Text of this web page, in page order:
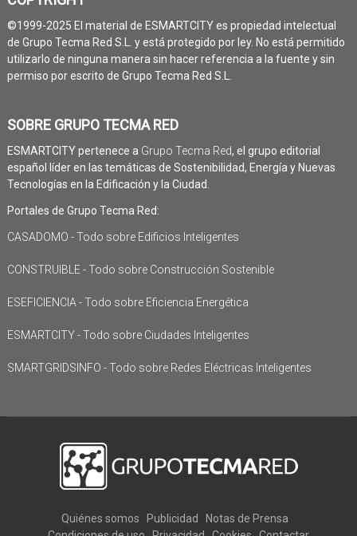
©1999-2025 El material de ESMARTCITY es propiedad intelectual
de Grupo Tecma Red S.L. y está protegido por ley. No está permitido
utilizarlo de ninguna manera sin hacer referencia a la fuente y sin
permiso por escrito de Grupo Tecma Red S.L.
SOBRE GRUPO TECMA RED
ESMARTCITY pertenece a Grupo Tecma Red, el grupo editorial
español líder en las temáticas de Sostenibilidad, Energía y Nuevas
Tecnologías en la Edificación y la Ciudad.
Portales de Grupo Tecma Red:
CASADOMO - Todo sobre Edificios Inteligentes
CONSTRUIBLE - Todo sobre Construcción Sostenible
ESEFICIENCIA - Todo sobre Eficiencia Energética
ESMARTCITY - Todo sobre Ciudades Inteligentes
SMARTGRIDSINFO - Todo sobre Redes Eléctricas Inteligentes
Quiénes somos Publicidad
Notas de Prensa